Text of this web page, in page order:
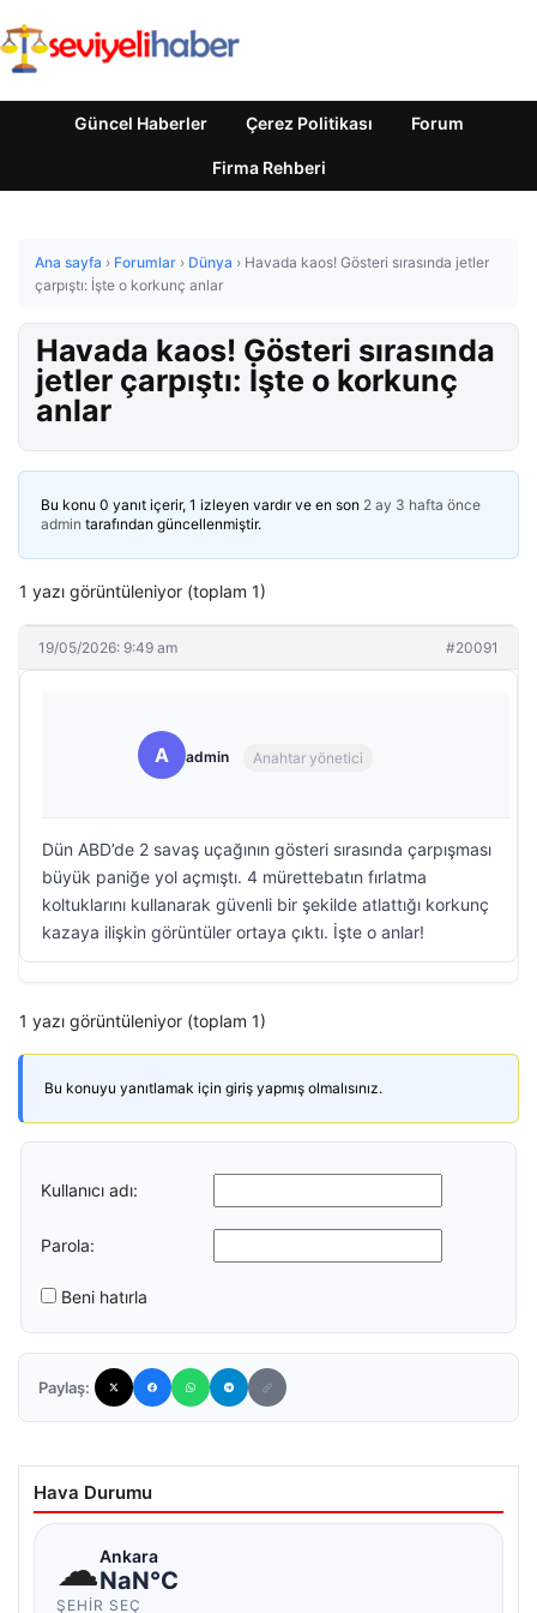
Güncel Haberler Çerez Politikası Forum
Firma Rehberi
Ana sayfa › Forumlar › Dünya › Havada kaos! Gösteri sırasında jetler
çarpıştı: İşte o korkunç anlar
Havada kaos! Gösteri sırasında
jetler çarpıştı: İşte o korkunç
anlar
Bu konu 0 yanıt içerir, 1 izleyen vardır ve en son 2 ay 3 hafta önce
admin tarafından güncellenmiştir.
1 yazı görüntüleniyor (toplam 1)
19/05/2026: 9:49 am #20091
A admin Anahtar yönetici
Dün ABD’de 2 savaş uçağının gösteri sırasında çarpışması
büyük paniğe yol açmıştı. 4 mürettebatın fırlatma
koltuklarını kullanarak güvenli bir şekilde atlattığı korkunç
kazaya ilişkin görüntüler ortaya çıktı. İşte o anlar!
1 yazı görüntüleniyor (toplam 1)
Bu konuyu yanıtlamak için giriş yapmış olmalısınız.
Kullanıcı adı:
Parola:
Beni hatırla
Paylaş:
Hava Durumu
☁Ankara
NaN°C
ŞEHIR SEÇ